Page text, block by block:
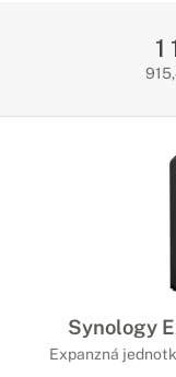
1
Synology
Expanzná